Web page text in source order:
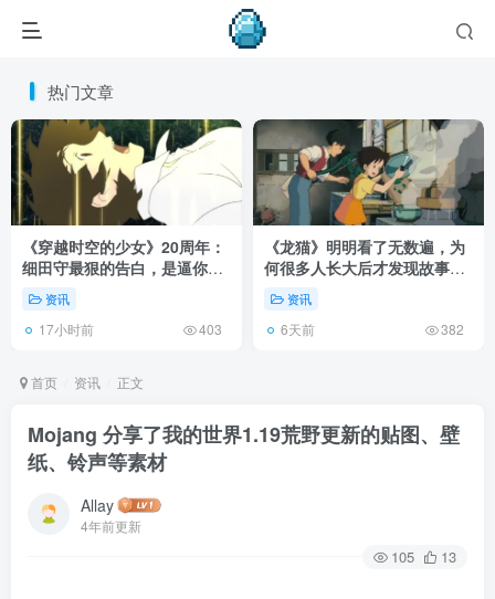
热门文章
《穿越时空的少女》20周年：
细田守最狠的告白，是逼你承
认有些夏天回不去了！
资讯
17小时前 403
《龙猫》明明看了无数遍，为
何很多人长大后才发现故事根
本不在 1988 年！
资讯
6天前 382
首页 资讯 正文
Mojang 分享了我的世界1.19荒野更新的贴图、壁
纸、铃声等素材
Allay
4年前更新
105 13